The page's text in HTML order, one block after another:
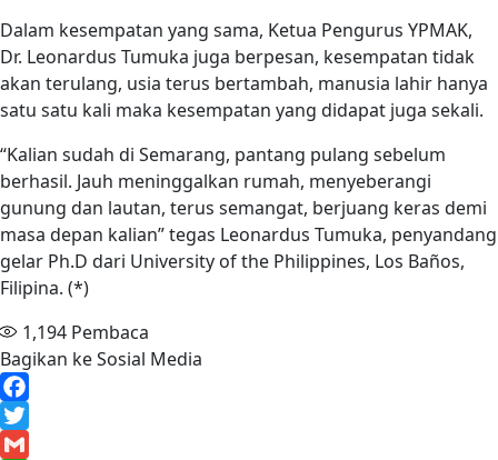
Dalam kesempatan yang sama, Ketua Pengurus YPMAK,
Dr. Leonardus Tumuka juga berpesan, kesempatan tidak
akan terulang, usia terus bertambah, manusia lahir hanya
satu satu kali maka kesempatan yang didapat juga sekali.
“Kalian sudah di Semarang, pantang pulang sebelum
berhasil. Jauh meninggalkan rumah, menyeberangi
gunung dan lautan, terus semangat, berjuang keras demi
masa depan kalian” tegas Leonardus Tumuka, penyandang
gelar Ph.D dari University of the Philippines, Los Baños,
Filipina. (*)
1,194 Pembaca
Bagikan ke Sosial Media
Facebook
Twitter